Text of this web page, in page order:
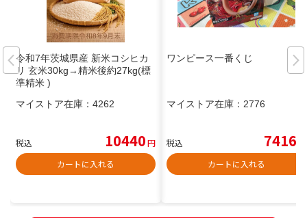
令和7年茨城県産 新米コシヒカ
リ 玄米30kg→精米後約27kg(標
準精米 )
マイストア在庫： 4262
税込 10440円
カートに入れる
ワンピース一番くじ
マイストア在庫： 2776
税込 7416
カートに入れる